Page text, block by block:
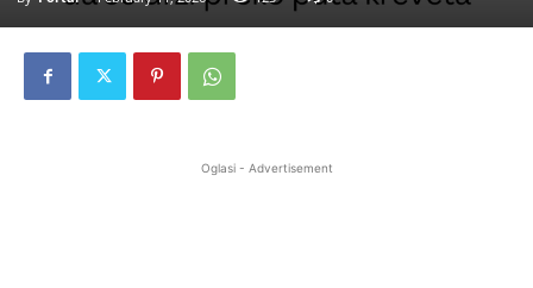
Oglasi - Advertisement